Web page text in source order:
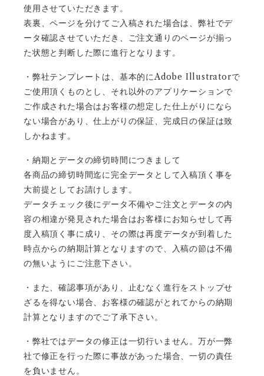
使用させていただきます。
表裏、ページを分けてご入稿された場合は、弊社でデ
ータ確認させていただき、ご注文通りのページが揃っ
た状態と判断した際に進行となります。
・弊社テンプレートは、基本的にAdobe Illustratorで
ご使用頂くものとし、それ以外のアプリケーションで
ご作成された場合はお客様の想定した仕上がりになら
ない場合があり、仕上がりの保証、完成日の保証は致
しかねます。
・納期とデータの締切時間につきまして
各商品の締切時間迄に完全データとして入稿頂く事を
大前提としてお請けします。
データチェック後にデータ不備やご注文とデータの内
容の相違が発見された場合はお客様にお知らせして再
度入稿頂く事に成り、その際は再度データが到着した
時点からの納期計算となりますので、入稿の節は不備
の無いようにご注意下さい。
・また、確認事項があり、止むなく進行をストップせ
ざるを得ない場合、お客様の確認がとれてからの納期
計算となりますのでご了承下さい。
・弊社ではデータの修正は一切行いません。万が一弊
社で修正を行った際に事故があった場合、一切の責任
を負いません。